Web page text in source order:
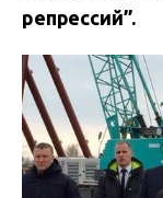
репрессий”.